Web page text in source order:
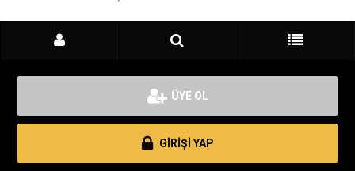
ÜYE OL
GİRİŞİ YAP